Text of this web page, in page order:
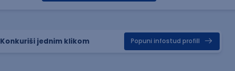
Konkuriši jednim klikom Popuni infostud profill